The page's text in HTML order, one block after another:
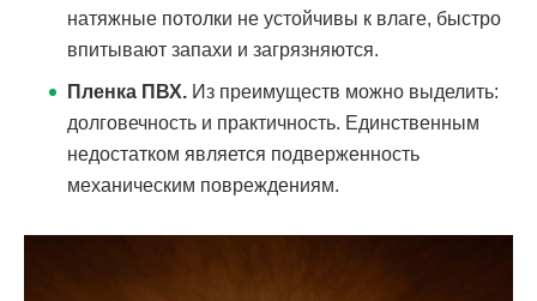
натяжные потолки не устойчивы к влаге, быстро
впитывают запахи и загрязняются.
Пленка ПВХ. Из преимуществ можно выделить:
долговечность и практичность. Единственным
недостатком является подверженность
механическим повреждениям.